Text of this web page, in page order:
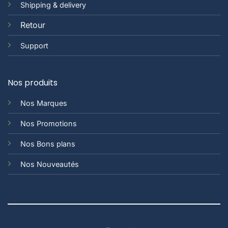
Shipping & delivery
Retour
Support
Nos produits
Nos Marques
Nos Promotions
Nos Bons plans
Nos Nouveautés